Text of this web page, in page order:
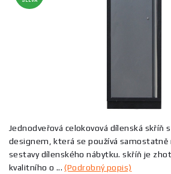
Jednodveřová celokovová dílenská skříň
designem, která se používá samostatně
sestavy dílenského nábytku. skříň je
kvalitního o ...(Podrobný popis)